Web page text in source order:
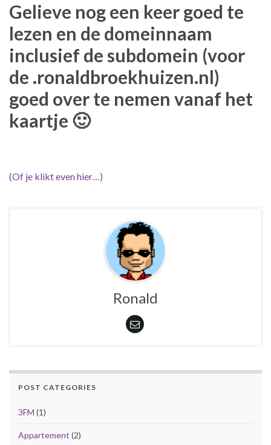
Gelieve nog een keer goed te
lezen en de domeinnaam
inclusief de subdomein (voor
de .ronaldbroekhuizen.nl)
goed over te nemen vanaf het
kaartje 🙂
(Of je klikt even hier…)
Ronald
POST CATEGORIES
3FM (1)
Appartement (2)